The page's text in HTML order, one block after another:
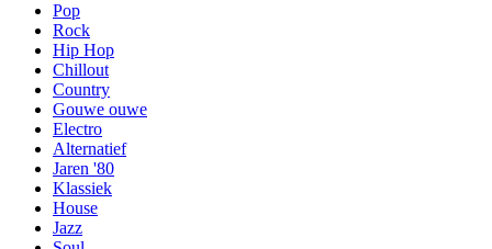
Pop
Rock
Hip Hop
Chillout
Country
Gouwe ouwe
Electro
Alternatief
Jaren '80
Klassiek
House
Jazz